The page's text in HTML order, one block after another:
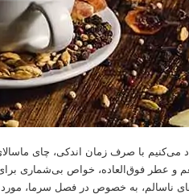
می‌کنیم با صرف زمان اندکی، چای
و عطر فوق‌العاده، خواص بی‌شماری
ناسالم، به خصوص در فصل سرما، مورد